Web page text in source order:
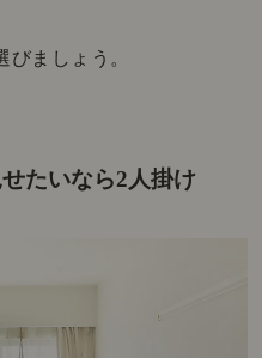
びましょう。
たいなら2人掛け